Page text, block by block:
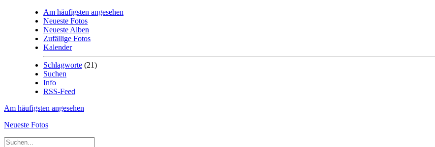
Am häufigsten angesehen
Neueste Fotos
Neueste Alben
Zufällige Fotos
Kalender
Schlagworte (21)
Suchen
Info
RSS-Feed
Am häufigsten angesehen
Neueste Fotos